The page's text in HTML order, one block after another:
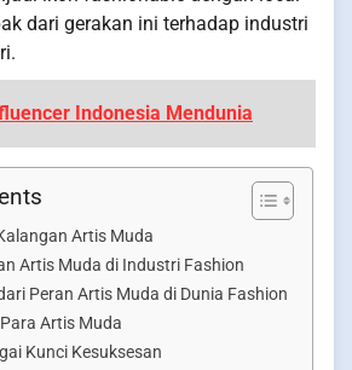
dari gerakan ini terhadap industri
Indonesia Mendunia
Artis Muda
Artis Muda di Industri Fashion
Peran Artis Muda di Dunia Fashion
Artis Muda
Kunci Kesuksesan